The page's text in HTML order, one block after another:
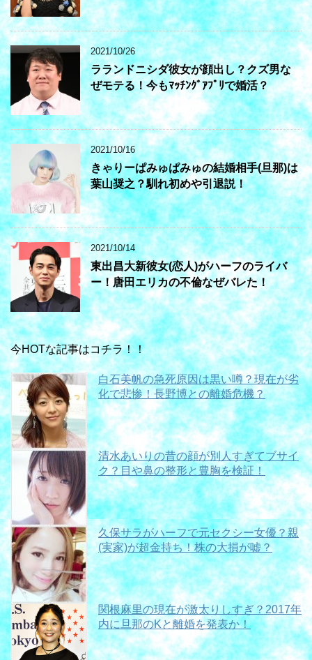
2021/10/26
ラランドニシダ彼女が顔出し？クズ男な
ぜモテる！今もﾏｯﾁﾝｸﾞｱﾌﾟﾘで婚活？
2021/10/16
きゃりーぱみゅぱみゅの結婚相手(旦那)は
葉山奨之？馴れ初めや引退説！
2021/10/14
東出昌大新彼女(恋人)がハーフのライバ
ー！唐田エリカの不倫なぜバレた！
今HOTな記事はコチラ！！
白石美帆の急死原因は黒い噂？現在が劣
化で悲惨！長野博との離婚危機？
清水あいりの昔の顔が別人すぎてブサイ
ク？目や鼻の整形と豊胸を検証！
久保サラがハーフで元セクシー女優？親
(実家)が超金持ち！株の大損が嘘？
関根麻里の現在が激太りしすぎ？2017年
内に旦那のKと離婚を発表か！